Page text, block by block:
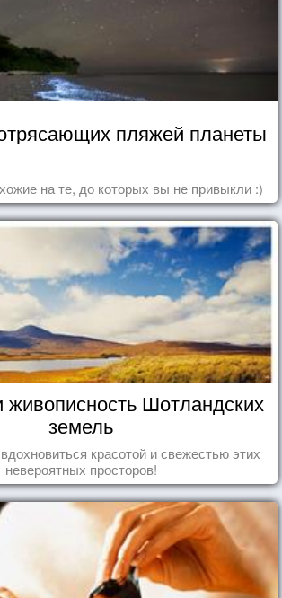
пляжей планеты
на те, до которых вы не привыкли :)
живописность Шотландских
земель
красотой и свежестью этих
невероятных просторов!